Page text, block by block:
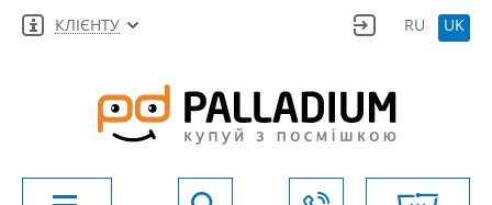
КЛІЄНТУ RU UK